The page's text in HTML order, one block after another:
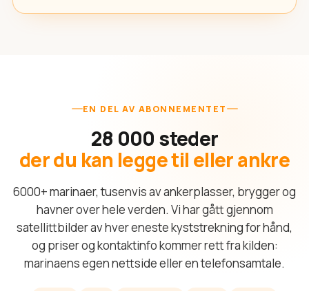
EN DEL AV ABONNEMENTET
28 000 steder
der du kan legge til eller ankre
6000+ marinaer, tusenvis av ankerplasser, brygger og
havner over hele verden. Vi har gått gjennom
satellittbilder av hver eneste kyststrekning for hånd,
og priser og kontaktinfo kommer rett fra kilden:
marinaens egen nettside eller en telefonsamtale.